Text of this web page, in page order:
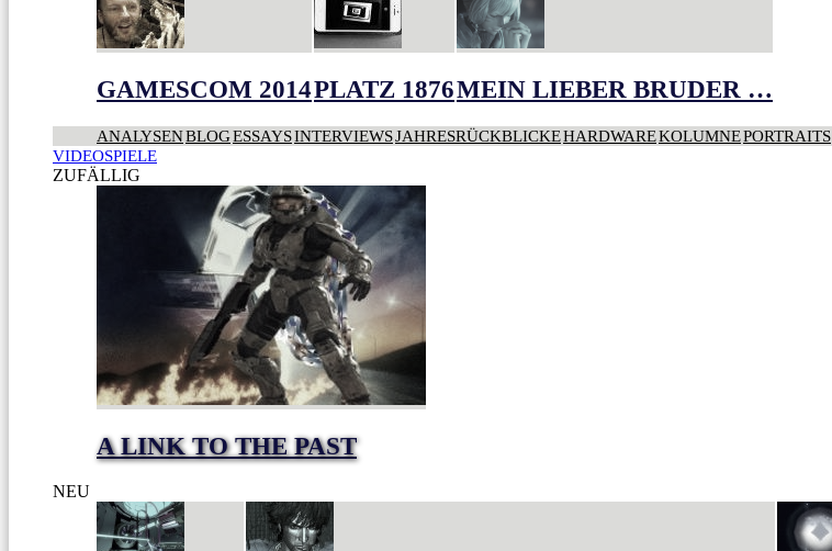
GAMESCOM 2014PLATZ 1876MEIN LIEBER BRUDER …
ANALYSENBLOGESSAYSINTERVIEWSJAHRESRÜCKBLICKEHARDWAREKOLUMNEPORTRAITS
VIDEOSPIELE
ZUFÄLLIG
A LINK TO THE PAST
NEU